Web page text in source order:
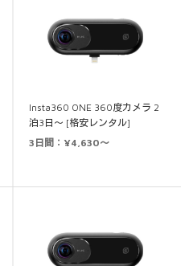
Insta360 ONE 360度カメラ 2
泊3日～ [格安レンタル]
3日間：¥4,630～